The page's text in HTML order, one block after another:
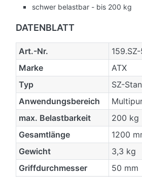
schwer belastbar - bis 200 kg
DATENBLATT
Art.-Nr.
Marke
ATX
Typ
SZ-
Anwendungsbereich
max. Belastbarkeit
200 kg
Gesamtlänge
1200
Gewicht
3,3 kg
Griffdurchmesser
50 mm